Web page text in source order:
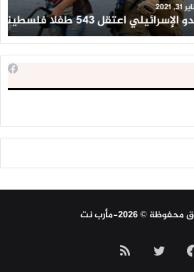
© 2026-مأرب نت
فيسبوك تويتر ملخص